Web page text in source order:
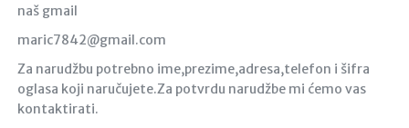
naš gmail
maric7842@gmail.com
Za narudžbu potrebno ime,prezime,adresa,telefon i šifra
oglasa koji naručujete.Za potvrdu narudžbe mi ćemo vas
kontaktirati.